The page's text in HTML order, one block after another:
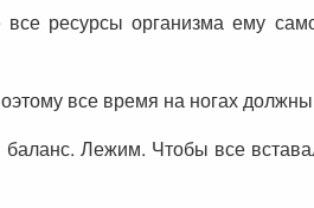
ресурсы организма ему
все время на ногах
Лежим. Чтобы все